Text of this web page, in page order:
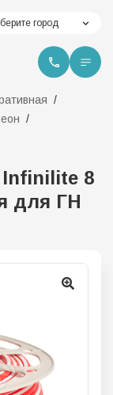
город
8
для ГН